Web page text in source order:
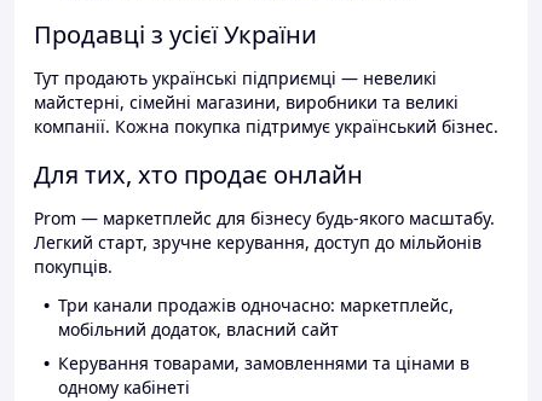
Продавці з усієї України
Тут продають українські підприємці — невеликі
майстерні, сімейні магазини, виробники та великі
компанії. Кожна покупка підтримує український бізнес.
Для тих, хто продає онлайн
Prom — маркетплейс для бізнесу будь-якого масштабу.
Легкий старт, зручне керування, доступ до мільйонів
покупців.
Три канали продажів одночасно: маркетплейс,
мобільний додаток, власний сайт
Керування товарами, замовленнями та цінами в
одному кабінеті